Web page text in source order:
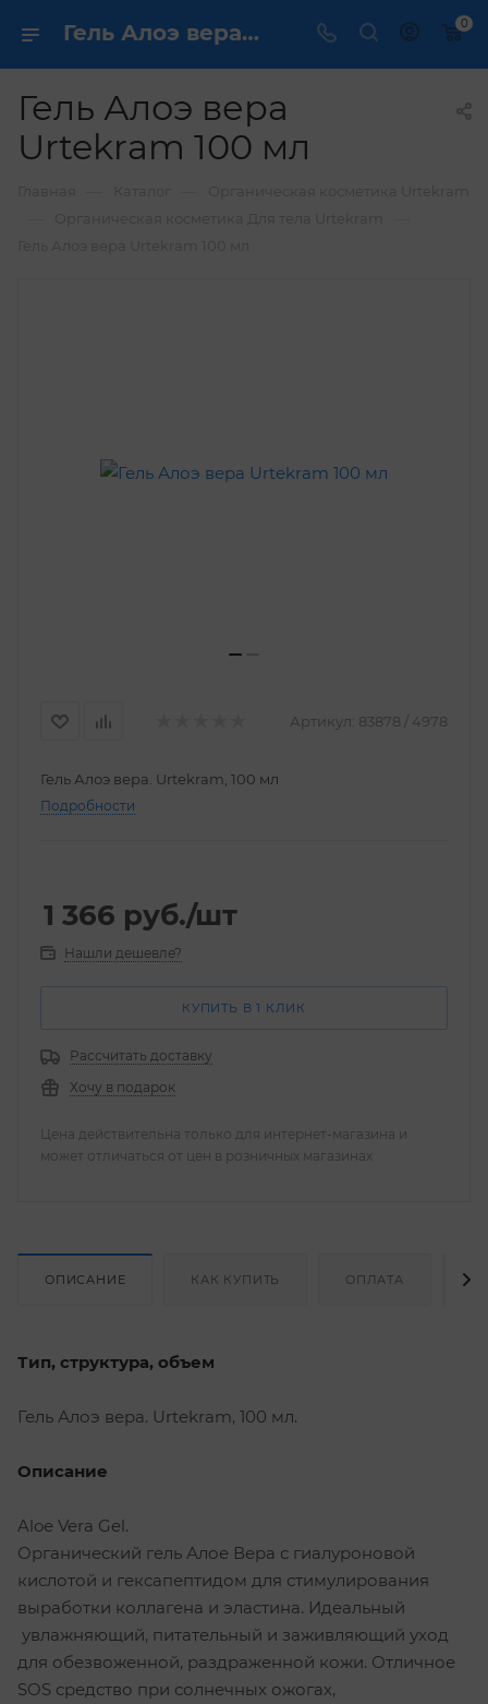
Гель Алоэ вера Urtekram 100 мл / каталог 2018 г. 0
Гель Алоэ вера
Urtekram 100 мл
Артикул: 83878 / 4978
Гель Алоэ вера. Urtekram, 100 мл
Подробности
1 366 руб./шт
Нашли дешевле?
КУПИТЬ В 1 КЛИК
Рассчитать доставку
Хочу в подарок
Цена действительна только для интернет-магазина и
может отличаться от цен в розничных магазинах
ОПИСАНИЕ КАК КУПИТЬ ОПЛАТА
Тип, структура, объем
Гель Алоэ вера. Urtekram, 100 мл.
Описание
Aloe Vera Gel.
Органический гель Алое Вера с гиалуроновой
кислотой и гексапептидом для стимулирования
выработки коллагена и эластина. Идеальный
увлажняющий, питательный и заживляющий уход
для обезвоженной, раздраженной кожи. Отличное
SOS средство при солнечных ожогах,